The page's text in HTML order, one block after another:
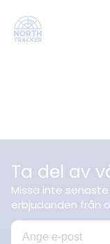
Ta del av
Missa inte
erbjudanden från